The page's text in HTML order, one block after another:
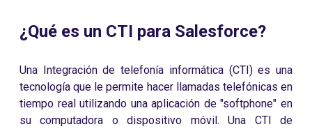
¿Qué es un CTI para Salesforce?
Una Integración de telefonía informática (CTI) es una
tecnología que le permite hacer llamadas telefónicas en
tiempo real utilizando una aplicación de "softphone" en
su computadora o dispositivo móvil. Una CTI de